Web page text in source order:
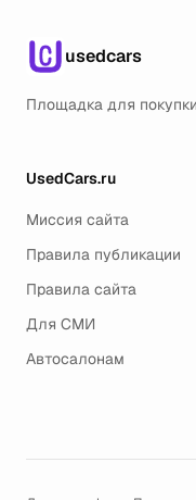
usedcars
Площадка для
UsedCars.ru
Миссия сайта
Правила публикации
Правила сайта
Для СМИ
Автосалонам